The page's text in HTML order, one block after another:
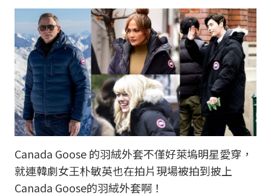
Canada Goose 的羽絨外套不僅好萊塢明星愛穿，
就連韓劇女王朴敏英也在拍片現場被拍到披上
Canada Goose的羽絨外套啊！